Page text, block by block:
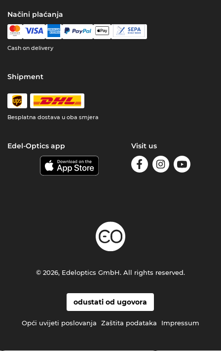
Načini plaćanja
Cash on delivery
Shipment
Besplatna dostava u oba smjera
Edel-Optics app Visit us
odustati od ugovora
Opći uvijeti poslovanja Zaštita podataka Impressum
© 2026, Edeloptics GmbH. All rights reserved.